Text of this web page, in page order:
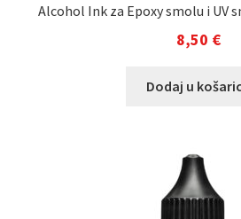
Alcohol Ink za Epoxy smolu i UV
8,50 €
Dodaj u